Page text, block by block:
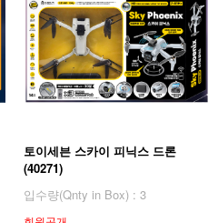
토이세븐 스카이 피닉스 드론
(40271)
입수량(Qnty in Box) : 3